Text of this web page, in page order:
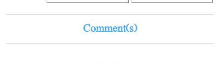
Comment(s)